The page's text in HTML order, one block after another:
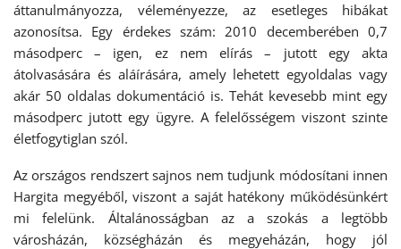
áttanulmányozza, véleményezze, az esetleges hibákat
azonosítsa. Egy érdekes szám: 2010 decemberében 0,7
másodperc – igen, ez nem elírás – jutott egy akta
átolvasására és aláírására, amely lehetett egyoldalas vagy
akár 50 oldalas dokumentáció is. Tehát kevesebb mint egy
másodperc jutott egy ügyre. A felelősségem viszont szinte
életfogytiglan szól.
Az országos rendszert sajnos nem tudjunk módosítani innen
Hargita megyéből, viszont a saját hatékony működésünkért
mi felelünk. Általánosságban az a szokás a legtöbb
városházán, községházán és megyeházán, hogy jól